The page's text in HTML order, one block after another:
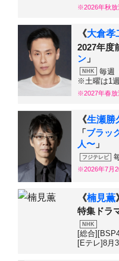
※2026年秋放
《大倉孝
2027年度
ン 」
NHK
毎週
※土曜は1
※2027年春放
《生瀬勝
「 ブラッ
人〜 」
フジテレビ
※2026年7月
《楠見薫
特集ドラ
NHK
[総合
[Eテレ]8月